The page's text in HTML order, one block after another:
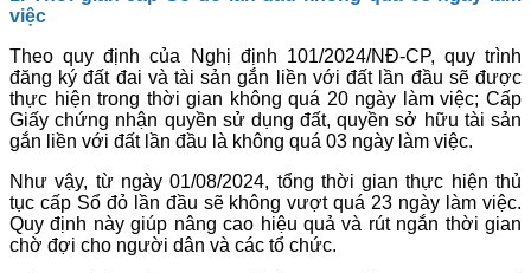
việc
Theo quy định của Nghị định 101/2024/NĐ-CP, quy trình
đăng ký đất đai và tài sản gắn liền với đất lần đầu sẽ được
thực hiện trong thời gian không quá 20 ngày làm việc; Cấp
Giấy chứng nhận quyền sử dụng đất, quyền sở hữu tài sản
gắn liền với đất lần đầu là không quá 03 ngày làm việc.
Như vậy, từ ngày 01/08/2024, tổng thời gian thực hiện thủ
tục cấp Sổ đỏ lần đầu sẽ không vượt quá 23 ngày làm việc.
Quy định này giúp nâng cao hiệu quả và rút ngắn thời gian
chờ đợi cho người dân và các tổ chức.